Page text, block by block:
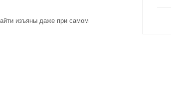
изъяны даже при самом